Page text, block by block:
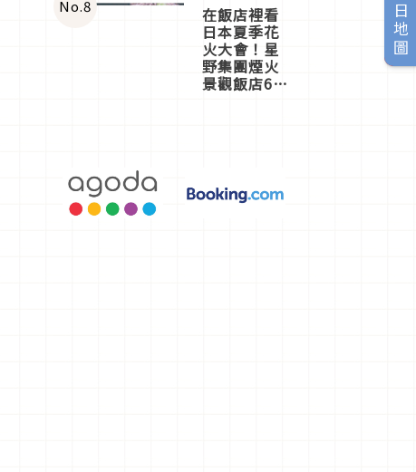
旅日地圖
店3分即達
No.8 在飯店裡看
日本夏季花
火大會！星
野集團煙火
景觀飯店6